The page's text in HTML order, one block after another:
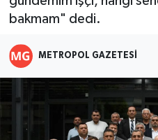
bakmam" dedi.
METROPOL GAZETESI